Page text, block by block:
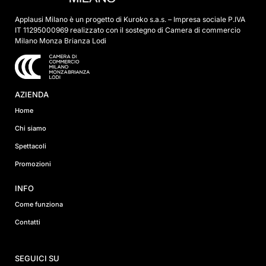
Applausi Milano è un progetto di Kuroko s.a.s. – Impresa sociale P.IVA
IT 11295000969 realizzato con il sostegno di Camera di commercio
Milano Monza Brianza Lodi
AZIENDA
Home
Chi siamo
Spettacoli
Promozioni
INFO
Come funziona
Contatti
SEGUICI SU